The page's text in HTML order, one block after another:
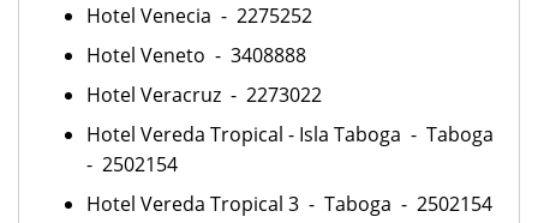
Hotel Venecia - 2275252
Hotel Veneto - 3408888
Hotel Veracruz - 2273022
Hotel Vereda Tropical - Isla Taboga - Taboga
- 2502154
Hotel Vereda Tropical 3 - Taboga - 2502154